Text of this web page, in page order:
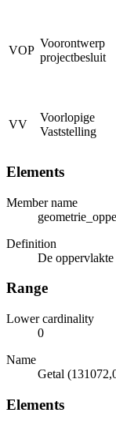
VOP
Voorontwerp
projectbesluit
VV
Voorlopige
Vaststelling
Elements
Member name
Definition
De
Range
Lower cardinality
0
Name
Getal
Elements